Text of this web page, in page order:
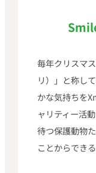
毎年クリスマ
リ）」と称し
かな気持ちを
ャリティー活
待つ保護動物
ことからでき